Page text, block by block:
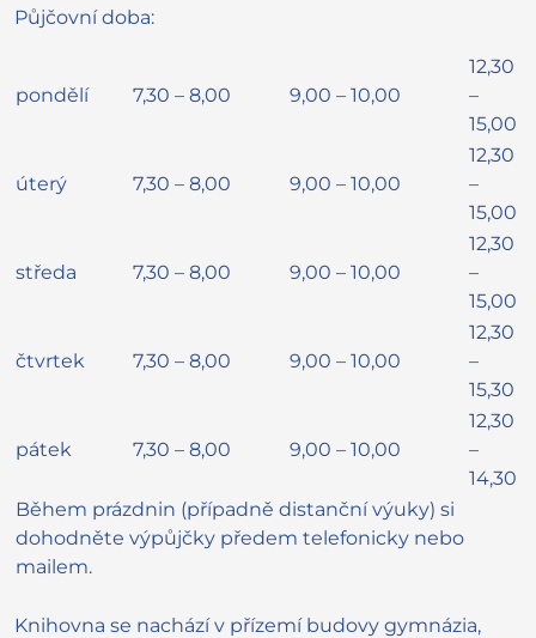
Půjčovní doba:
pondělí 7,30 – 8,00 9,00 – 10,00
12,30
–
15,00
úterý 7,30 – 8,00 9,00 – 10,00
12,30
–
15,00
středa 7,30 – 8,00 9,00 – 10,00
12,30
–
15,00
čtvrtek 7,30 – 8,00 9,00 – 10,00
12,30
–
15,30
pátek 7,30 – 8,00 9,00 – 10,00
12,30
–
14,30
Během prázdnin (případně distanční výuky) si
dohodněte výpůjčky předem telefonicky nebo
mailem.
Knihovna se nachází v přízemí budovy gymnázia,